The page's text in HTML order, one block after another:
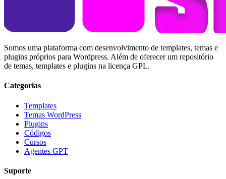
Somos uma plataforma com desenvolvimento de templates, temas e
plugins próprios para Wordpress. Além de oferecer um repositório
de temas, templates e plugins na licença GPL.
Categorias
Templates
Temas WordPress
Plugins
Códigos
Cursos
Agentes GPT
Suporte